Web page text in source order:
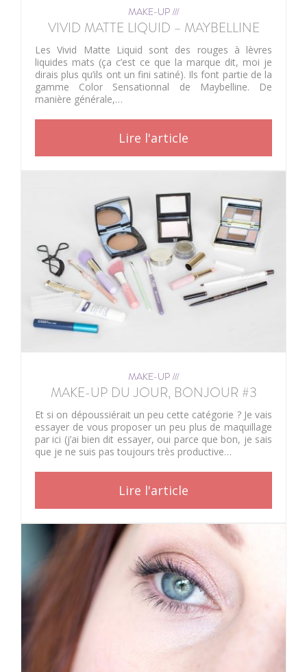
MAKE-UP ///
VIVID MATTE LIQUID – MAYBELLINE
Les Vivid Matte Liquid sont des rouges à lèvres
liquides mats (ça c’est ce que la marque dit, moi je
dirais plus qu’ils ont un fini satiné). Ils font partie de la
gamme Color Sensationnal de Maybelline. De
manière générale,…
Lire l'article
MAKE-UP ///
MAKE-UP DU JOUR, BONJOUR #3
Et si on dépoussiérait un peu cette catégorie ? Je vais
essayer de vous proposer un peu plus de maquillage
par ici (j’ai bien dit essayer, oui parce que bon, je sais
que je ne suis pas toujours très productive…
Lire l'article